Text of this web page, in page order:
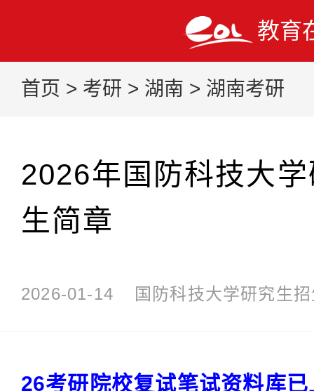
教育
首页 > 考研 > 湖南 > 湖南考研
2026年国防科技大
生简章
2026-01-14 国防科技大学研究生
26考研院校复试笔试资料库